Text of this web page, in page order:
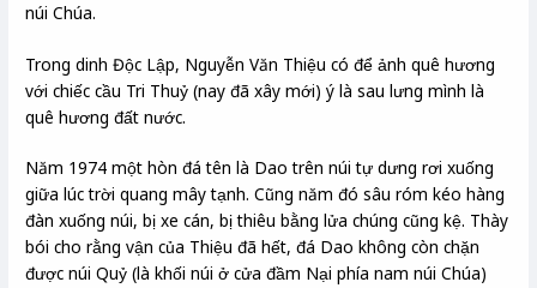
núi Chúa.
Trong dinh Độc Lập, Nguyễn Văn Thiệu có để ảnh quê hương
với chiếc cầu Tri Thuỷ (nay đã xây mới) ý là sau lưng mình là
quê hương đất nước.
Năm 1974 một hòn đá tên là Dao trên núi tự dưng rơi xuống
giữa lúc trời quang mây tạnh. Cũng năm đó sâu róm kéo hàng
đàn xuống núi, bị xe cán, bị thiêu bằng lửa chúng cũng kệ. Thày
bói cho rằng vận của Thiệu đã hết, đá Dao không còn chặn
được núi Quỷ (là khối núi ở cửa đầm Nại phía nam núi Chúa)